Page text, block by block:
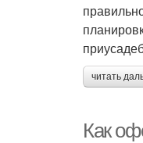
читать
Как